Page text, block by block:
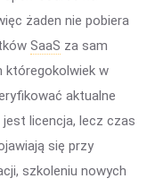
żaden nie pobiera
SaaS za sam
któregokolwiek w
aktualne
licencja, lecz czas
się przy
szkoleniu nowych